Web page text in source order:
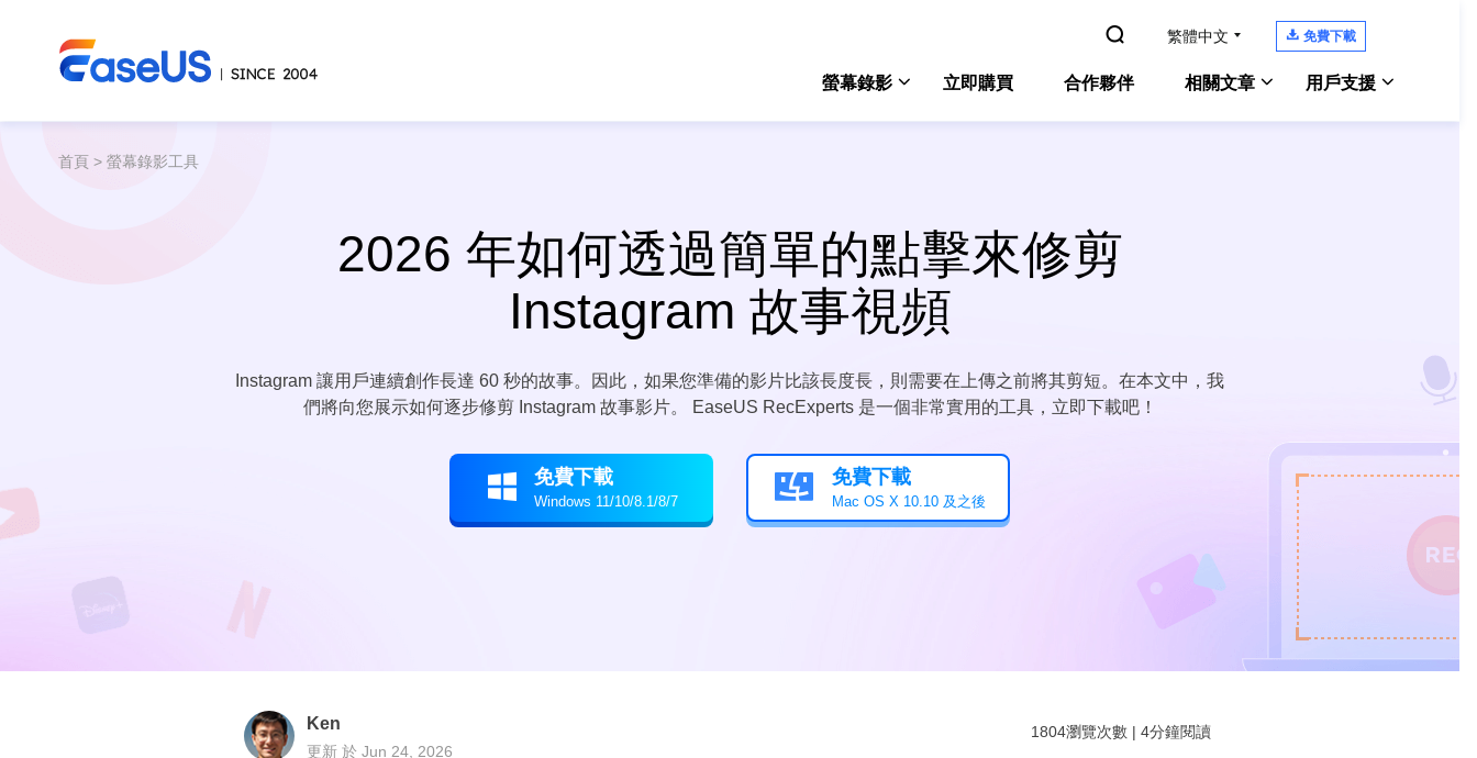
 繁體中文  免費下載
螢幕錄影
RecExpertsMac 版本
macOS螢幕錄製
Online Screen Recorder
ScreenShot
立即購買 合作夥伴 相關文章 用戶支援
首頁 >螢幕錄影工具
2026 年如何透過簡單的點擊來修剪
Instagram 故事視頻
Instagram 讓用戶連續創作長達 60 秒的故事。因此，如果您準備的影片比該長度長，則需要在上傳之前將其剪短。在本文中，我
們將向您展示如何逐步修剪 Instagram 故事影片。 EaseUS RecExperts 是一個非常實用的工具，立即下載吧！
 免費下載
Windows 11/10/8.1/8/7  免費下載
Mac OS X 10.10 及之後
Ken
更新 於 Jun 24, 2026
1804瀏覽次數 | 4分鐘閱讀